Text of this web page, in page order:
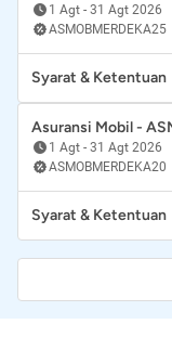
1 Agt - 31 Agt 2026
ASMOBMERDEKA25
Syarat & Ketentuan
Asuransi Mobil -
1 Agt - 31 Agt 2026
ASMOBMERDEKA20
Syarat & Ketentuan